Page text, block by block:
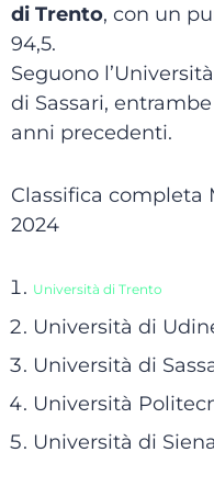
di Trento, con un
94,5.
Seguono
di Sassari,
anni precedenti.
Classifica completa
2024
Università di Trento
Università di
Università di
Università
Università di Siena